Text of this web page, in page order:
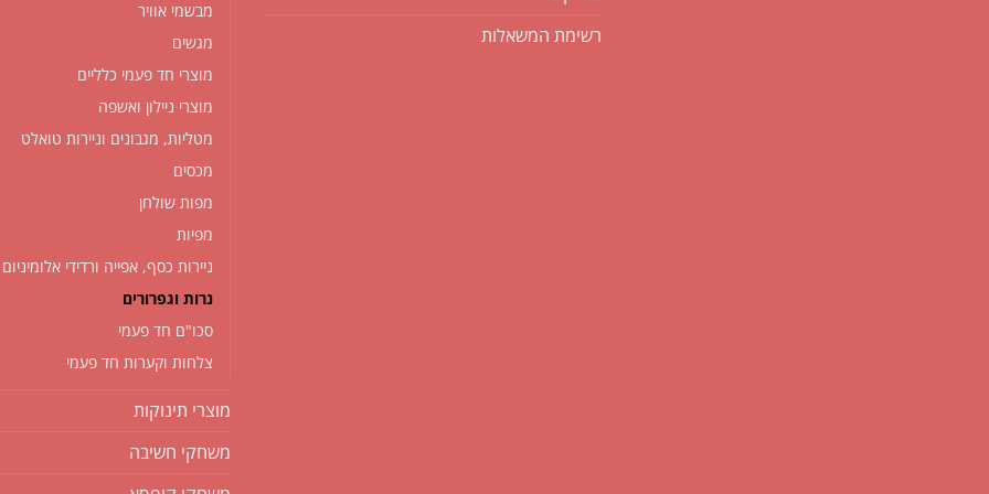
רשימת המשאלות
מבשמי אוויר
מגשים
מוצרי חד פעמי כלליים
מוצרי ניילון ואשפה
מטליות, מגבונים וניירות טואלט
מכסים
מפות שולחן
מפיות
ניירות כסף, אפייה ורדידי אלומיניום
נרות וגפרורים
סכו"ם חד פעמי
צלחות וקערות חד פעמי
מוצרי תינוקות
משחקי חשיבה